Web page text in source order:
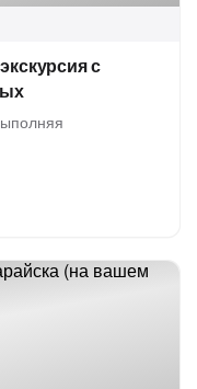
с